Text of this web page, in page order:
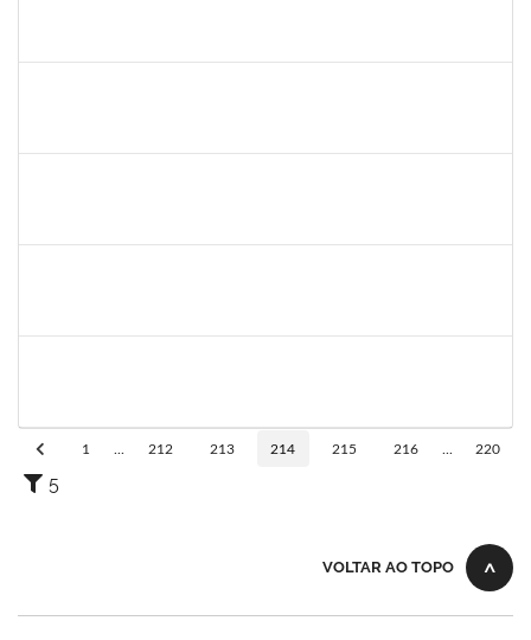
1 212 213 214 215 216 220
5
VOLTAR AO TOPO